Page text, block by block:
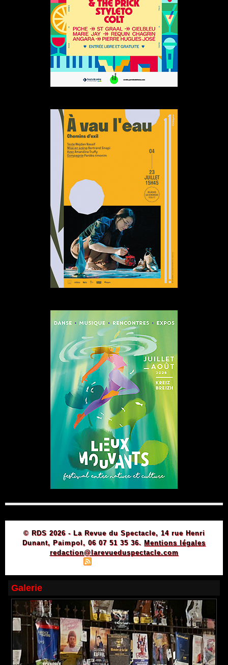
© RDS 2026 - La Revue du Spectacle, 14 rue Henri
Dunant, Paimpol, 06 07 51 35 36. Mentions légales
redaction@larevueduspectacle.com
Galerie